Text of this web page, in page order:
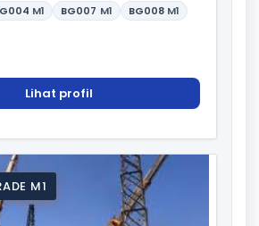
M1 BG007 M1 BG008 M1
Lihat profil
M1